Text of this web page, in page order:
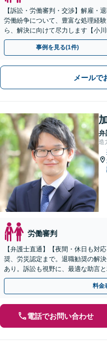
【訴訟・労働審判・交渉】解雇・
労働紛争について、豊富な処理経
ら、解決に向けて尽力します【小
1分、御茶ノ水駅も利用可】
事例を見る(1件)
メールで
弁
造
労働審判
【弁護士直通】【夜間・休日も対
奨、労災認定まで。退職勧奨の解
あり。訴訟も視野に、最適な助言
後、育休中などの状況でも歓迎。
料金
電話でお問い合わせ